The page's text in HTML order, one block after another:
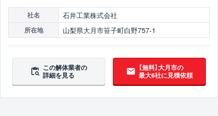
社名 石井工業株式会社
所在地 山梨県大月市笹子町白野757-1
この解体業者の
詳細を見る
【無料】大月市の
最大6社に見積依頼